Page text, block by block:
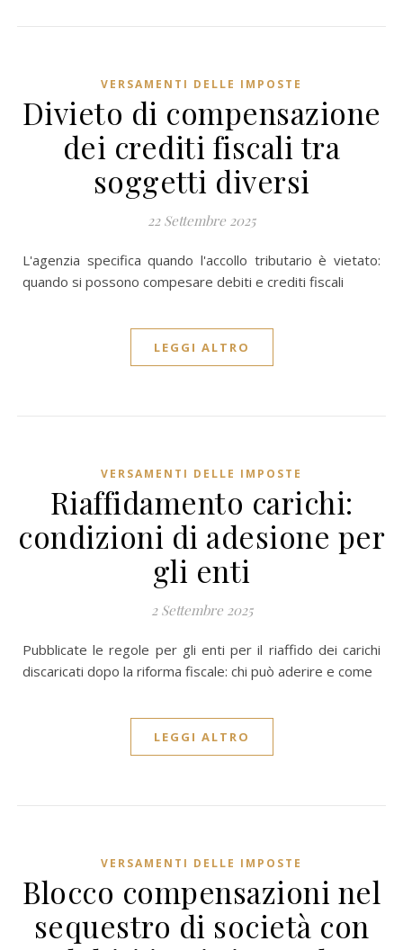
VERSAMENTI DELLE IMPOSTE
Divieto di compensazione
dei crediti fiscali tra
soggetti diversi
22 Settembre 2025
L'agenzia specifica quando l'accollo tributario è vietato:
quando si possono compesare debiti e crediti fiscali
LEGGI ALTRO
VERSAMENTI DELLE IMPOSTE
Riaffidamento carichi:
condizioni di adesione per
gli enti
2 Settembre 2025
Pubblicate le regole per gli enti per il riaffido dei carichi
discaricati dopo la riforma fiscale: chi può aderire e come
LEGGI ALTRO
VERSAMENTI DELLE IMPOSTE
Blocco compensazioni nel
sequestro di società con